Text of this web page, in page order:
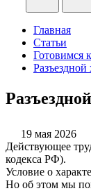
Главная
Статьи
Готовимся
19 мая 2026
Действующее
кодекса РФ).
Условие о
Но об этом мы